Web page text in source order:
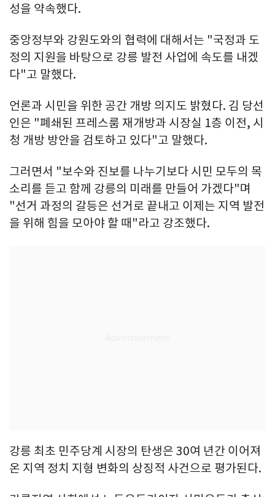
성을 약속했다.
중앙정부와 강원도와의 협력에 대해서는 "국정과 도
정의 지원을 바탕으로 강릉 발전 사업에 속도를 내겠
다"고 말했다.
언론과 시민을 위한 공간 개방 의지도 밝혔다. 김 당선
인은 "폐쇄된 프레스룸 재개방과 시장실 1층 이전, 시
청 개방 방안을 검토하고 있다"고 말했다.
그러면서 "보수와 진보를 나누기보다 시민 모두의 목
소리를 듣고 함께 강릉의 미래를 만들어 가겠다"며
"선거 과정의 갈등은 선거로 끝내고 이제는 지역 발전
을 위해 힘을 모아야 할 때"라고 강조했다.
강릉 최초 민주당계 시장의 탄생은 30여 년간 이어져
온 지역 정치 지형 변화의 상징적 사건으로 평가된다.